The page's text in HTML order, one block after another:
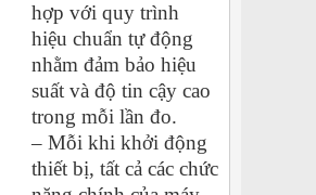
hợp với quy trình
hiệu chuẩn tự động
nhằm đảm bảo hiệu
suất và độ tin cậy cao
trong mỗi lần đo.
– Mỗi khi khởi động
thiết bị, tất cả các chức